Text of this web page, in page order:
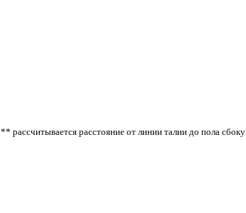
** рассчитывается расстояние от линии талии до пола сбоку